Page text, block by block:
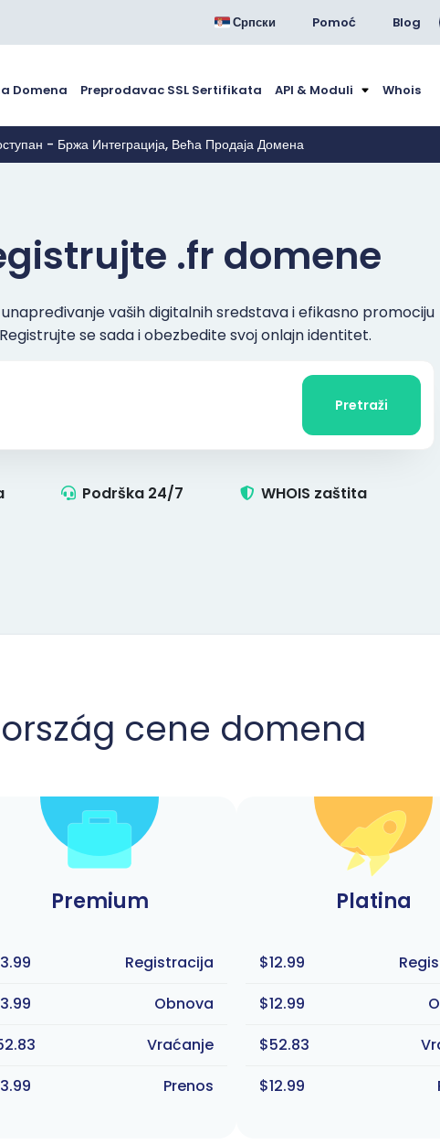
Српски Pomoć Blog
Domena Preprodavac SSL Sertifikata API & Moduli Whois
- Бржа Интеграција, Већа Продаја Домена
.fr domene
vaših digitalnih sredstava i efikasno promociju
se sada i obezbedite svoj onlajn identitet.
Pretraži
Podrška 24/7 WHOIS zaštita
cene domena
Premium
Registracija
Obnova
Vraćanje
Prenos
Platina
$12.99
$12.99
$52.83
$12.99